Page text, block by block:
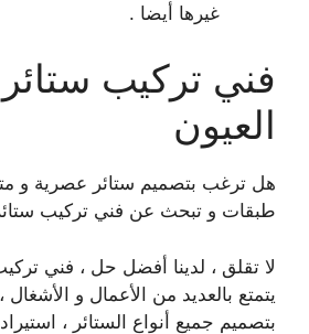
غيرها أيضا .
فني تركيب ستائر
العيون
هل ترغب بتصميم ستائر عصرية و
طبقات و تبحث عن فني تركيب
لا تقلق ، لدينا أفضل حل ، فني
يتمتع بالعديد من الأعمال و
بتصميم جميع أنواع الستائر ،